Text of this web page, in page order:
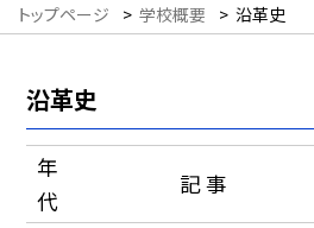
トップページ > 学校概要 > 沿革史
沿革史
年
代
記 事